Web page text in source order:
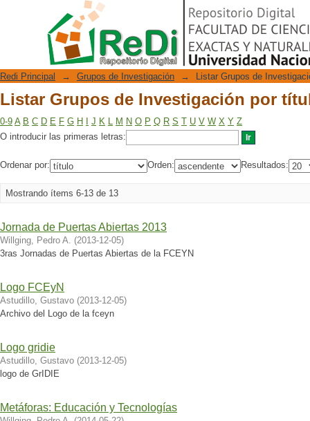
Listar Grupos de Investigación por
Repositorio Digital
Redi Principal → Grupos de Investigación → Listar Grupos de
Listar Grupos de Investigación por
0-9 A B C D E F G H J K L M N O P Q R S T U V W X Y Z
O introducir las primeras letras:
Ordenar por: Orden: Resultados:
Mostrando ítems 6-13 de 13
Jornada de Puertas Abiertas 2013
Willging, Pedro A. (2013-12-05)
3ras Jornadas de Puertas Abiertas de la FCEYN
Logo FCEyN
Astudillo, Gustavo (2013-12-05)
Archivo del Logo de la fceyn
Logo gridie
Astudillo, Gustavo (2013-12-05)
logo de GrIDIE
Metáforas: Educación y Tecnologías